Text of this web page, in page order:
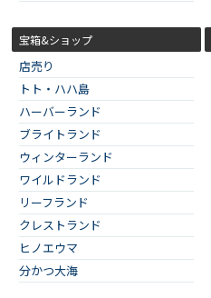
宝箱&ショップ
店売り
トト・ハハ島
ハーバーランド
ブライトランド
ウィンターランド
ワイルドランド
リーフランド
クレストランド
ヒノエウマ
分かつ大海